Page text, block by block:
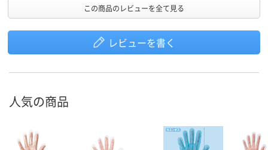
この商品のレビューを全て見る
レビューを書く
人気の商品